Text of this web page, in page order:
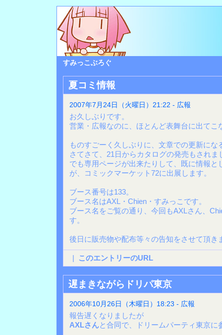
すみっこぶろぐ
夏コミ情報
2007年7月24日（火曜日）21:22 - 広報
お久しぶりです。
営業・広報なのに、ほとんど表舞台に出てこ
ものすごーく久しぶりに、文章での更新にな
さてさて、21日からカタログの発売もされ
でも専用ページが出来たりして、既に情報と
が、コミックマーケット72に出展します。
ブース番号は133。
ブース名はAXL・Chien・すみっこです。
ブース名をご覧の通り、今回もAXLさん、
す。
後日に販売物や配布等々の告知をさせて頂き
| このエントリーのURL
遅まきながらドリパ東京
2006年10月26日（木曜日）18:23 - 広報
報告遅くなりましたが
AXLさんと合同で、ドリームパーティ東京に